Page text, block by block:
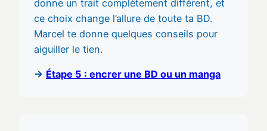
donne un trait complètement différent, et
ce choix change l’allure de toute ta BD.
Marcel te donne quelques conseils pour
aiguiller le tien.
→ Étape 5 : encrer une BD ou un manga